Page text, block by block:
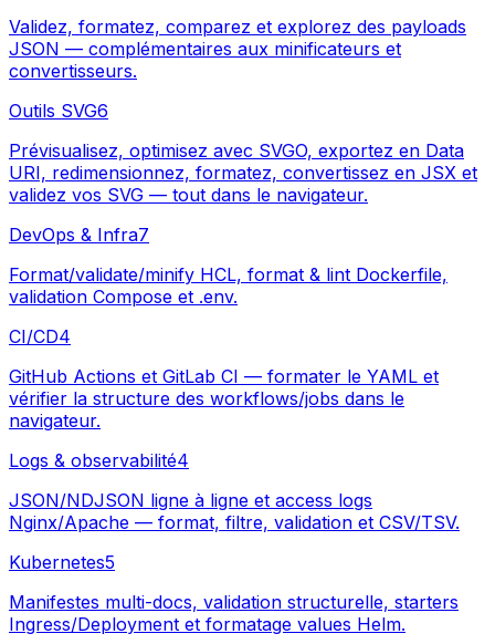
Validez, formatez, comparez et explorez des payloads
JSON — complémentaires aux minificateurs et
convertisseurs.
Outils SVG6
Prévisualisez, optimisez avec SVGO, exportez en Data
URI, redimensionnez, formatez, convertissez en JSX et
validez vos SVG — tout dans le navigateur.
DevOps & Infra7
Format/validate/minify HCL, format & lint Dockerfile,
validation Compose et .env.
CI/CD4
GitHub Actions et GitLab CI — formater le YAML et
vérifier la structure des workflows/jobs dans le
navigateur.
Logs & observabilité4
JSON/NDJSON ligne à ligne et access logs
Nginx/Apache — format, filtre, validation et CSV/TSV.
Kubernetes5
Manifestes multi-docs, validation structurelle, starters
Ingress/Deployment et formatage values Helm.